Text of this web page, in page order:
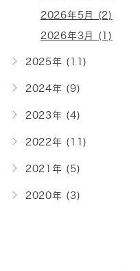
2026年5月 (2)
2026年3月 (1)
2025年 (11)
2024年 (9)
2023年 (4)
2022年 (11)
2021年 (5)
2020年 (3)